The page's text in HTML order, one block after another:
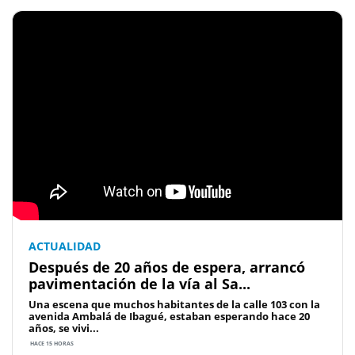
ACTUALIDAD
Después de 20 años de espera, arrancó
pavimentación de la vía al Sa...
Una escena que muchos habitantes de la calle 103 con la
avenida Ambalá de Ibagué, estaban esperando hace 20
años, se vivi...
HACE 15 HORAS